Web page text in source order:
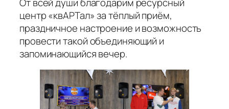
центр «квАРТал» за тёплый приём,
праздничное настроение и возможность
провести такой объединяющий и
запоминающийся вечер.